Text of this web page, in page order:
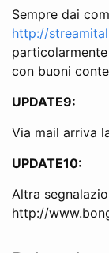
Sempre dai
http://
con buoni
UPDATE9:
Via mail arriva
UPDATE10:
Altra
http://